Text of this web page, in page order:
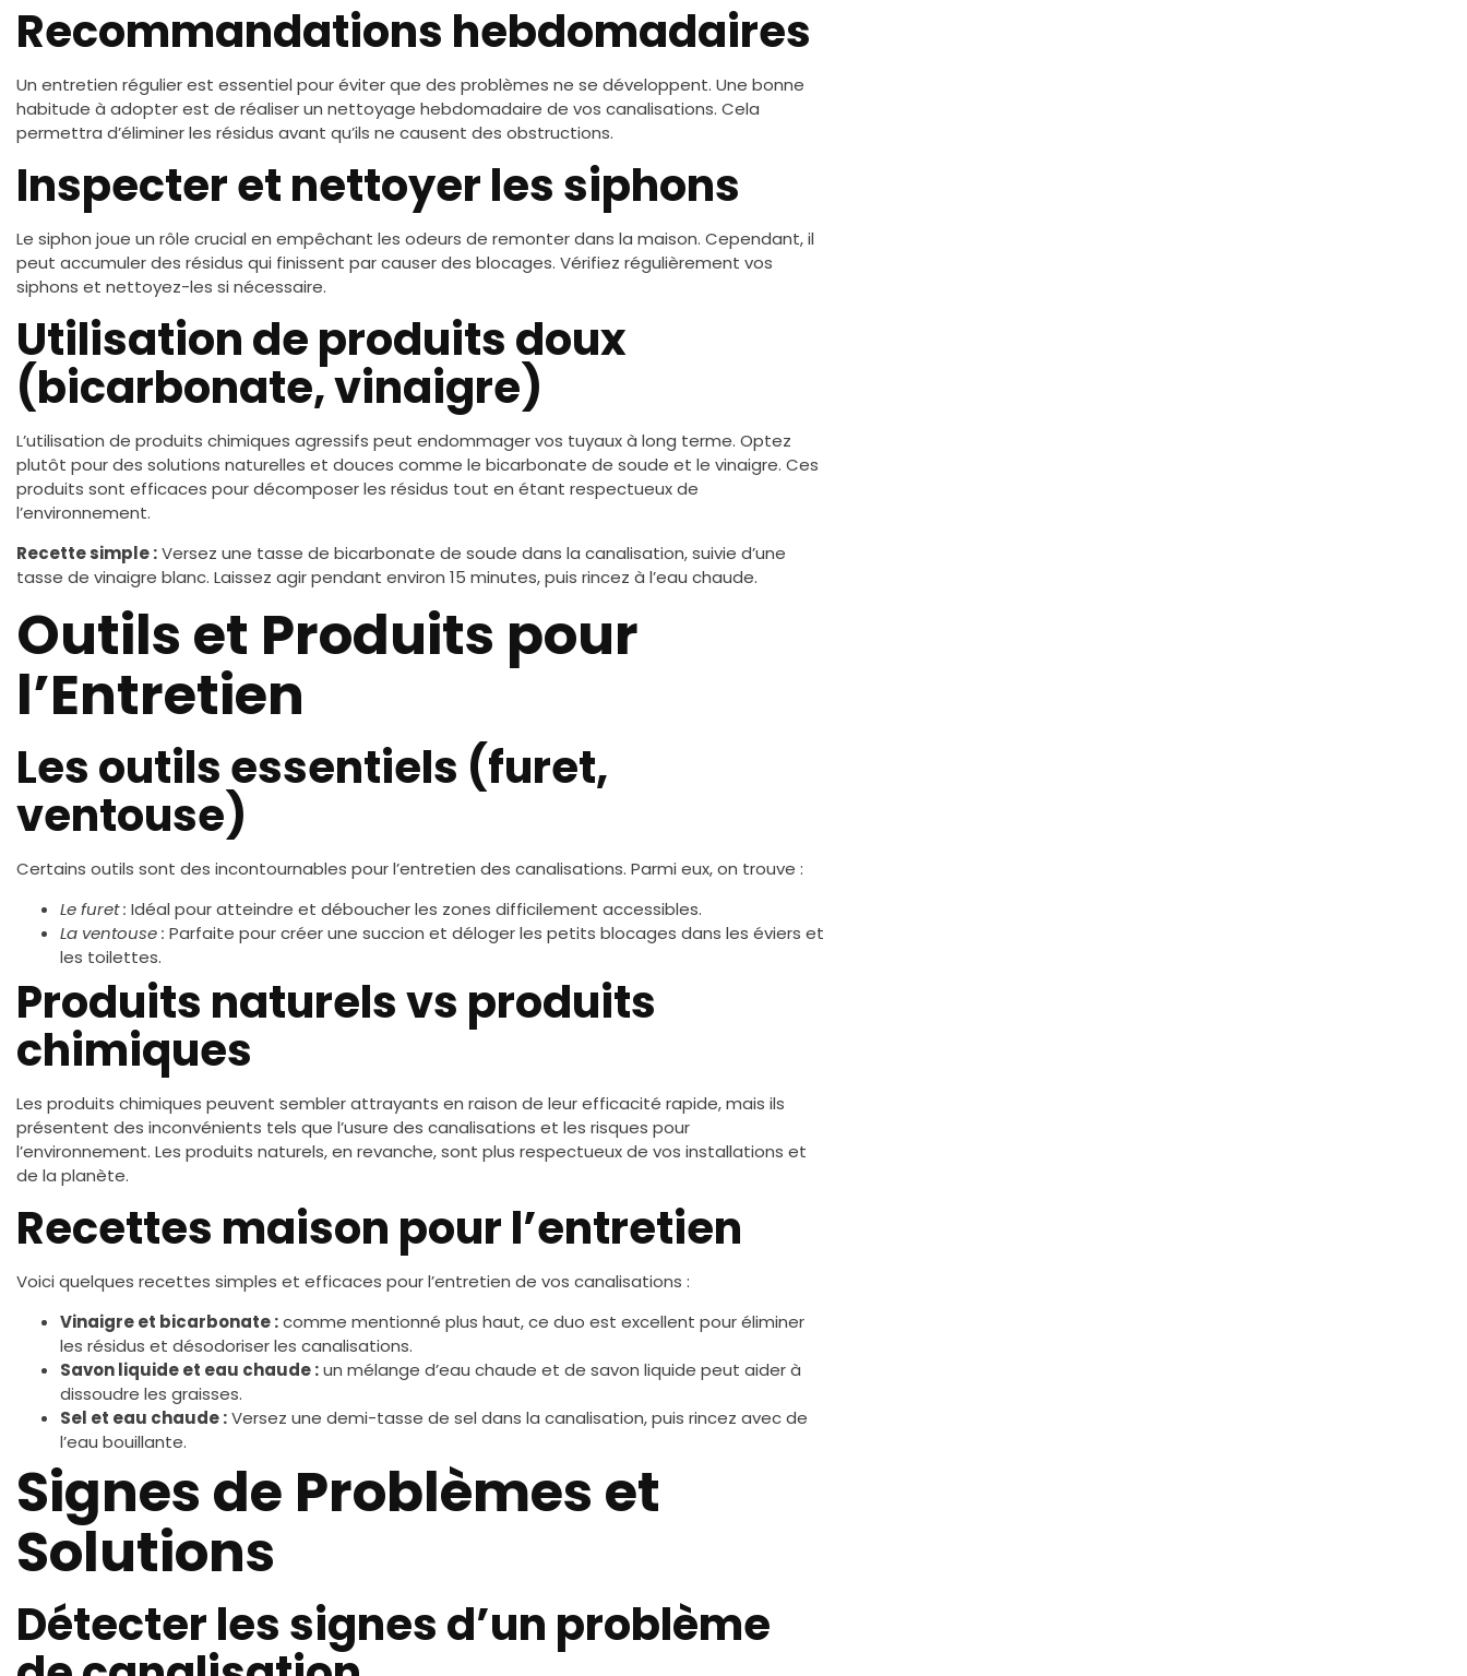
Recommandations hebdomadaires
Un entretien régulier est essentiel pour éviter que des problèmes ne se développent. Une bonne
habitude à adopter est de réaliser un nettoyage hebdomadaire de vos canalisations. Cela
permettra d’éliminer les résidus avant qu’ils ne causent des obstructions.
Inspecter et nettoyer les siphons
Le siphon joue un rôle crucial en empêchant les odeurs de remonter dans la maison. Cependant, il
peut accumuler des résidus qui finissent par causer des blocages. Vérifiez régulièrement vos
siphons et nettoyez-les si nécessaire.
Utilisation de produits doux
(bicarbonate, vinaigre)
L’utilisation de produits chimiques agressifs peut endommager vos tuyaux à long terme. Optez
plutôt pour des solutions naturelles et douces comme le bicarbonate de soude et le vinaigre. Ces
produits sont efficaces pour décomposer les résidus tout en étant respectueux de
l’environnement.
Recette simple :Versez une tasse de bicarbonate de soude dans la canalisation, suivie d’une
tasse de vinaigre blanc. Laissez agir pendant environ 15 minutes, puis rincez à l’eau chaude.
Outils et Produits pour
l’Entretien
Les outils essentiels (furet,
ventouse)
Certains outils sont des incontournables pour l’entretien des canalisations. Parmi eux, on trouve :
Le furet : Idéal pour atteindre et déboucher les zones difficilement accessibles.
La ventouse : Parfaite pour créer une succion et déloger les petits blocages dans les éviers et
les toilettes.
Produits naturels vs produits
chimiques
Les produits chimiques peuvent sembler attrayants en raison de leur efficacité rapide, mais ils
présentent des inconvénients tels que l’usure des canalisations et les risques pour
l’environnement. Les produits naturels, en revanche, sont plus respectueux de vos installations et
de la planète.
Recettes maison pour l’entretien
Voici quelques recettes simples et efficaces pour l’entretien de vos canalisations :
Vinaigre et bicarbonate :comme mentionné plus haut, ce duo est excellent pour éliminer
les résidus et désodoriser les canalisations.
Savon liquide et eau chaude :un mélange d’eau chaude et de savon liquide peut aider à
dissoudre les graisses.
Sel et eau chaude :Versez une demi-tasse de sel dans la canalisation, puis rincez avec de
l’eau bouillante.
Signes de Problèmes et
Solutions
Détecter les signes d’un problème